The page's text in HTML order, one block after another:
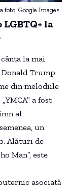
foto: Google Images
la
la mai
Trump
din melodiile
a fost
al
un
Alături de
Man”, este
asociată